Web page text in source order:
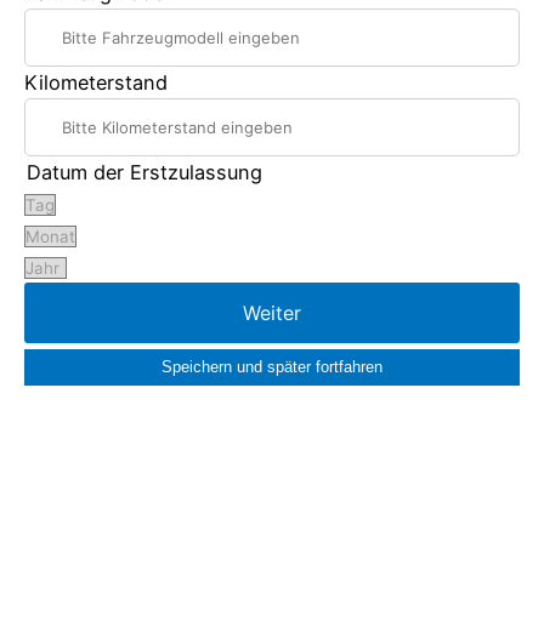
Kilometerstand
Datum der Erstzulassung
Speichern und später fortfahren